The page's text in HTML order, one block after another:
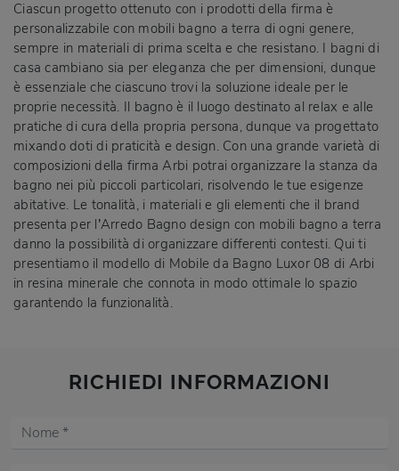
Ciascun progetto ottenuto con i prodotti della firma è
personalizzabile con mobili bagno a terra di ogni genere,
sempre in materiali di prima scelta e che resistano. I bagni di
casa cambiano sia per eleganza che per dimensioni, dunque
è essenziale che ciascuno trovi la soluzione ideale per le
proprie necessità. Il bagno è il luogo destinato al relax e alle
pratiche di cura della propria persona, dunque va progettato
mixando doti di praticità e design. Con una grande varietà di
composizioni della firma Arbi potrai organizzare la stanza da
bagno nei più piccoli particolari, risolvendo le tue esigenze
abitative. Le tonalità, i materiali e gli elementi che il brand
presenta per l’Arredo Bagno design con mobili bagno a terra
danno la possibilità di organizzare differenti contesti. Qui ti
presentiamo il modello di Mobile da Bagno Luxor 08 di Arbi
in resina minerale che connota in modo ottimale lo spazio
garantendo la funzionalità.
RICHIEDI INFORMAZIONI